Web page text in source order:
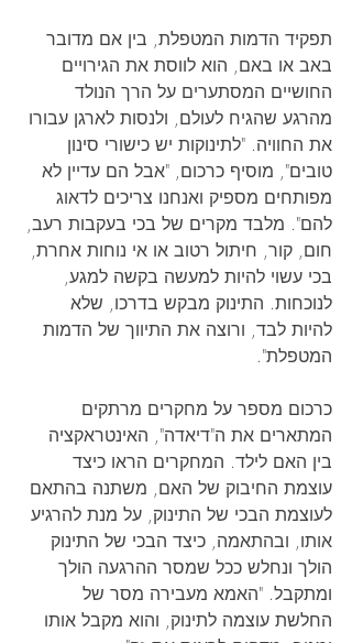
תפקיד הדמות המטפלת, בין אם מדובר
באב או באם, הוא לווסת את הגירויים
החושיים המסתערים על הרך הנולד
מהרגע שהגיח לעולם, ולנסות לארגן עבורו
את החוויה. "לתינוקות יש כישורי סינון
טובים", מוסיף כרכום, "אבל הם עדיין לא
מפותחים מספיק ואנחנו צריכים לדאוג
להם". מלבד מקרים של בכי בעקבות רעב,
חום, קור, חיתול רטוב או אי נוחות אחרת,
בכי עשוי להיות למעשה בקשה למגע,
לנוכחות. התינוק מבקש בדרכו, שלא
להיות לבד, ורוצה את התיווך של הדמות
המטפלת".
כרכום מספר על מחקרים מרתקים
המתארים את ה"דיאדה", האינטראקציה
בין האם לילד. המחקרים הראו כיצד
עוצמת החיבוק של האם, משתנה בהתאם
לעוצמת הבכי של התינוק, על מנת להרגיע
אותו, ובהתאמה, כיצד הבכי של התינוק
הולך ונחלש ככל שמסר ההרגעה הולך
ומתקבל. "האמא מעבירה מסר של
החלשת עוצמה לתינוק, והוא מקבל אותו